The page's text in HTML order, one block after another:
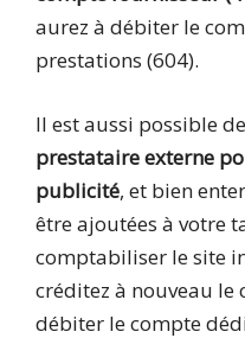
aurez à débiter le
prestations (604).
Il est aussi possible
prestataire externe
publicité, et bien
être ajoutées à votre
comptabiliser le site
créditez à nouveau le
débiter le compte